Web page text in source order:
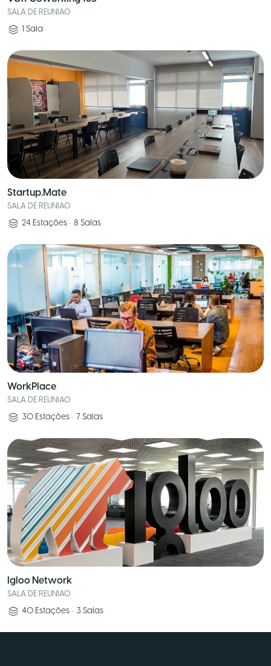
SALA DE REUNIAO
1 Sala
Startup.Mate
SALA DE REUNIAO
24 Estações • 8 Salas
WorkPlace
SALA DE REUNIAO
30 Estações • 7 Salas
Igloo Network
SALA DE REUNIAO
40 Estações • 3 Salas